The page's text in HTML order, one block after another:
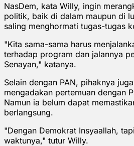
NasDem, kata Willy, ingin
politik, baik di dalam maupun di
saling menghormati tugas-tugas
"Kita sama-sama harus
terhadap program dan jalannya
Senayan," katanya.
Selain dengan PAN, pihaknya
mengadakan pertemuan dengan
Namun ia belum dapat
berlangsung.
"Dengan Demokrat Insyaallah,
waktunya," tutur Willy.